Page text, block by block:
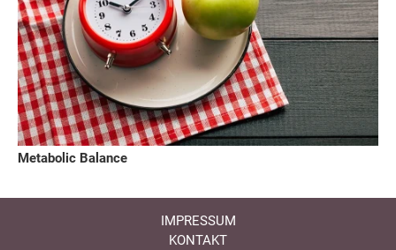
Metabolic Balance
IMPRESSUM
KONTAKT